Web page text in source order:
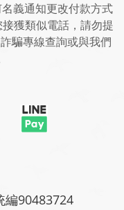
義通知更改付款方式
獲類似電話，請勿提
騙專線查詢或與我們
編90483724